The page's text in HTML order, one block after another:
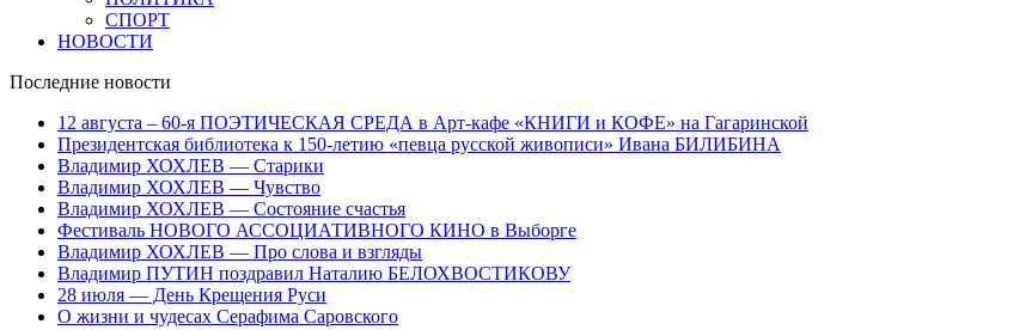
СПОРТ
НОВОСТИ
Последние новости
12 августа – 60-я ПОЭТИЧЕСКАЯ СРЕДА в Арт-кафе «КНИГИ и КОФЕ» на Гагаринской
Президентская библиотека к 150-летию «певца русской живописи» Ивана БИЛИБИНА
Владимир ХОХЛЕВ — Старики
Владимир ХОХЛЕВ — Чувство
Владимир ХОХЛЕВ — Состояние счастья
Фестиваль НОВОГО АССОЦИАТИВНОГО КИНО в Выборге
Владимир ХОХЛЕВ — Про слова и взгляды
Владимир ПУТИН поздравил Наталию БЕЛОХВОСТИКОВУ
28 июля — День Крещения Руси
О жизни и чудесах Серафима Саровского